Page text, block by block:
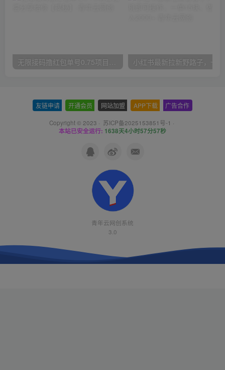
无限接码撸红包单号0.75项目无偿分享给你【揭秘】
Copyright © 2023 ·苏ICP备2025153851号-1·
本站已安全运行: 1638天4小时57分57秒
青年云网创系统
3.0